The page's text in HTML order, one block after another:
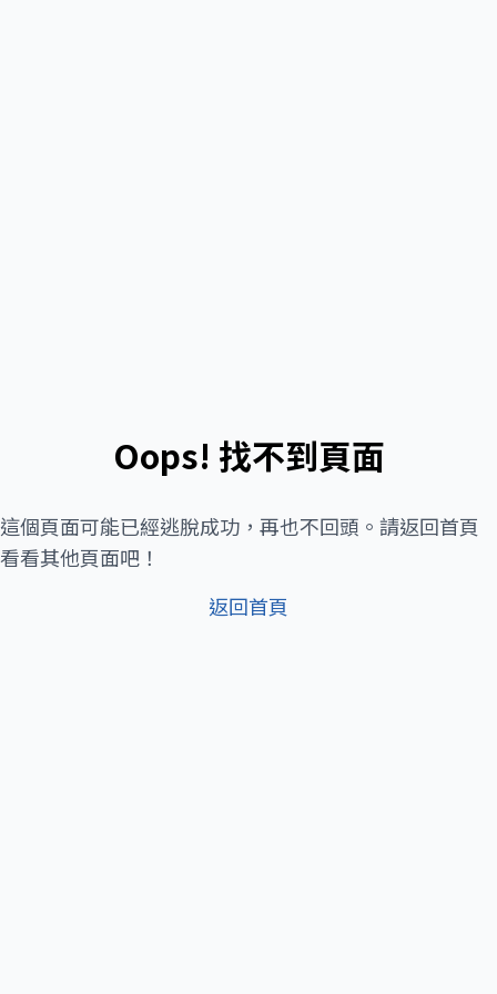
Oops! 找不到頁面
這個頁面可能已經逃脫成功，再也不回頭。請返回首頁
看看其他頁面吧！
返回首頁